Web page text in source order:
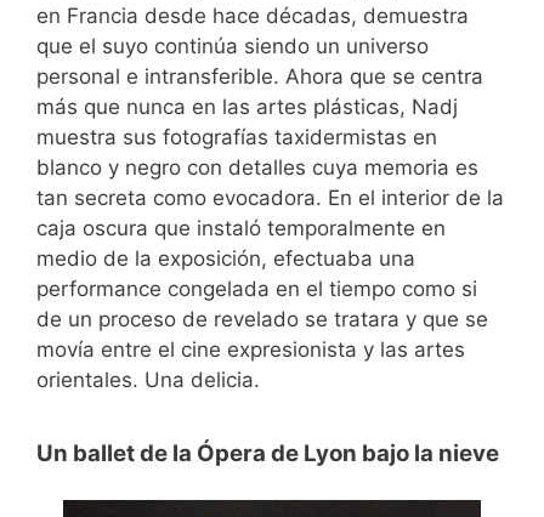
en Francia desde hace décadas, demuestra
que el suyo continúa siendo un universo
personal e intransferible. Ahora que se centra
más que nunca en las artes plásticas, Nadj
muestra sus fotografías taxidermistas en
blanco y negro con detalles cuya memoria es
tan secreta como evocadora. En el interior de la
caja oscura que instaló temporalmente en
medio de la exposición, efectuaba una
performance congelada en el tiempo como si
de un proceso de revelado se tratara y que se
movía entre el cine expresionista y las artes
orientales. Una delicia.
Un ballet de la Ópera de Lyon bajo la nieve